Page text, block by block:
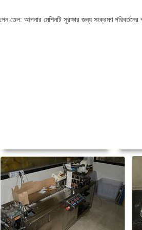
তেল: আপনার মেশিনটি সুরক্ষার জন্য সংক্রমণ